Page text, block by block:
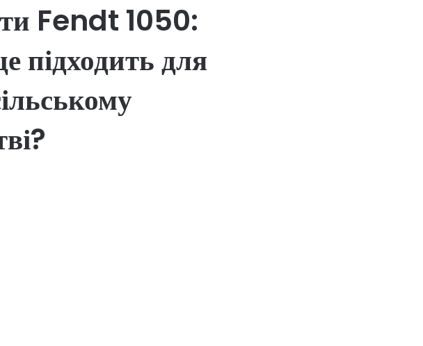
Fendt 1050:
підходить для